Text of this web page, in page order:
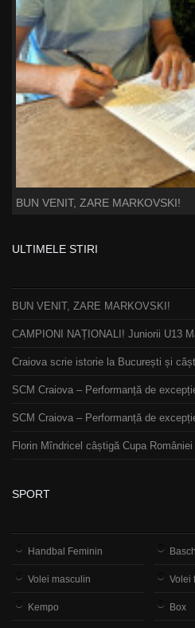
BUN VENIT, ZARE MARKOVSKI!
ULTIMELE STIRI
BUN VENIT, ZARE MARKOVSKI!
CAMPIONI NAȚIONALI! Juniorii U13
Craiova scrie istorie la București și
SCM Craiova – Performanță de
SCM Craiova – Performanță de
Florin Mîndricel câștigă Cupa României
SPORT
Handbal Feminin
Volei masculin Volei
Kempo Box